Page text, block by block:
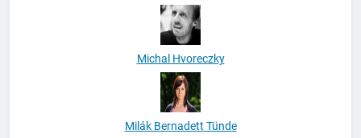
Michal Hvoreczky
Milák Bernadett Tünde